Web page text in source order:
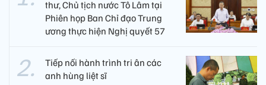
thư, Chủ tịch nước Tô Lâm tại
Phiên họp Ban Chỉ đạo Trung
ương thực hiện Nghị quyết 57
Tiếp nối hành trình tri ân các
anh hùng liệt sĩ ​